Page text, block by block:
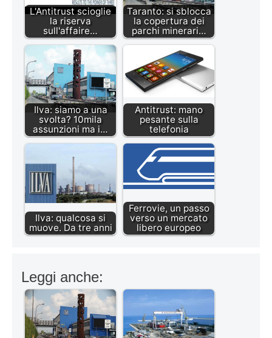
L'Antitrust scioglie
la riserva
sull'affaire…
Taranto: si sblocca
la copertura dei
parchi minerari…
Ilva: siamo a una
svolta? 10mila
assunzioni ma i…
Antitrust: mano
pesante sulla
telefonia
Ilva: qualcosa si
muove. Da tre anni
Ferrovie, un passo
verso un mercato
libero europeo
Leggi anche: